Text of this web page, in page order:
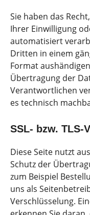
Sie haben das
Ihrer Einwilligung
automatisiert
Dritten in einem
Format
Übertragung der
Verantwortlichen
es technisch
SSL- bzw. TLS-
Diese Seite nutzt
Schutz der
zum Beispiel
uns als
Verschlüsselung.